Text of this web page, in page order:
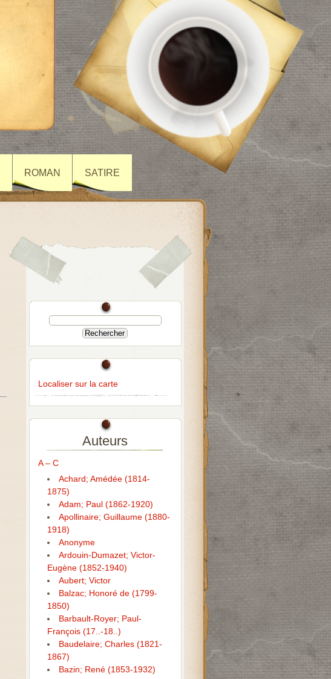
ROMAN SATIRE
Localiser sur la carte
Auteurs
A – C
Achard; Amédée (1814-
1875)
Adam; Paul (1862-1920)
Apollinaire; Guillaume (1880-
1918)
Anonyme
Ardouin-Dumazet; Victor-
Eugène (1852-1940)
Aubert; Victor
Balzac; Honoré de (1799-
1850)
Barbault-Royer; Paul-
François (17..-18..)
Baudelaire; Charles (1821-
1867)
Bazin; René (1853-1932)